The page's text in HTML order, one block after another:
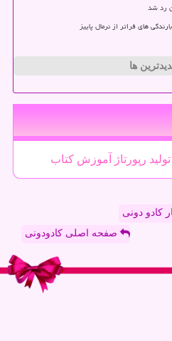
های فراتر از نرمال پاییز
ها
تولید رپورتاژ آموزش كتاب
کادو دونی
صفحه اصلی کادودونی